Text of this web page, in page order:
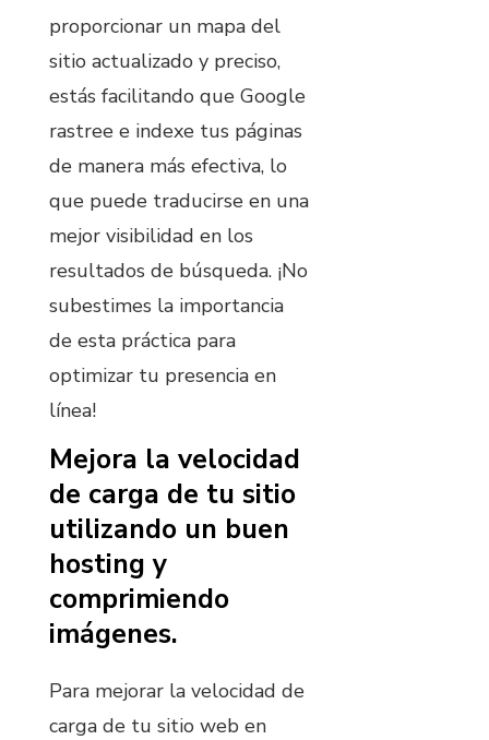
proporcionar un mapa del
sitio actualizado y preciso,
estás facilitando que Google
rastree e indexe tus páginas
de manera más efectiva, lo
que puede traducirse en una
mejor visibilidad en los
resultados de búsqueda. ¡No
subestimes la importancia
de esta práctica para
optimizar tu presencia en
línea!
Mejora la velocidad
de carga de tu sitio
utilizando un buen
hosting y
comprimiendo
imágenes.
Para mejorar la velocidad de
carga de tu sitio web en